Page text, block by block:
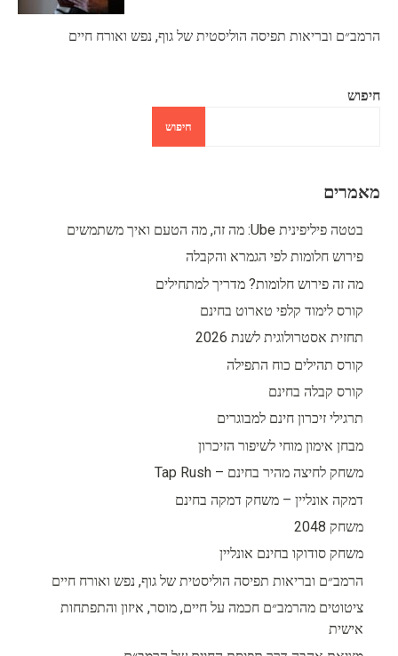
הרמב״ם ובריאות תפיסה הוליסטית של גוף, נפש ואורח חיים
חיפוש
חיפוש
מאמרים
בטטה פיליפינית Ube: מה זה, מה הטעם ואיך משתמשים
פירוש חלומות לפי הגמרא והקבלה
מה זה פירוש חלומות? מדריך למתחילים
קורס לימוד קלפי טארוט בחינם
תחזית אסטרולוגית לשנת 2026
קורס תהילים כוח התפילה
קורס קבלה בחינם
תרגילי זיכרון חינם למבוגרים
מבחן אימון מוחי לשיפור הזיכרון
משחק לחיצה מהיר בחינם – Tap Rush
דמקה אונליין – משחק דמקה בחינם
משחק 2048
משחק סודוקו בחינם אונליין
הרמב״ם ובריאות תפיסה הוליסטית של גוף, נפש ואורח חיים
ציטוטים מהרמב״ם חכמה על חיים, מוסר, איזון והתפתחות
אישית